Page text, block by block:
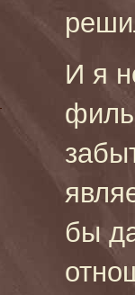
И я
бы